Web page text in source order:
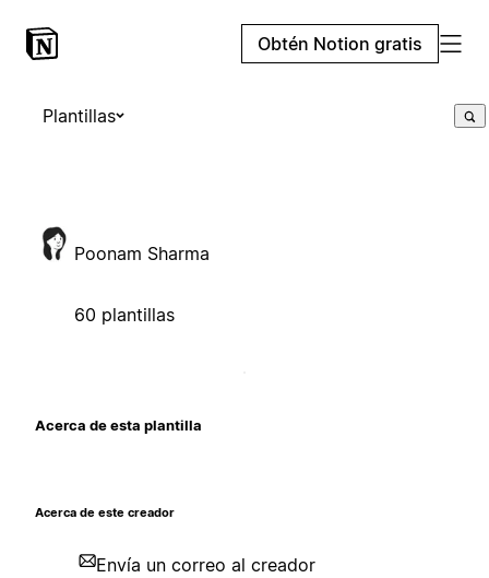
Obtén Notion gratis
Plantillas
Poonam Sharma
60 plantillas
Acerca de esta plantilla
Acerca de este creador
Envía un correo al creador